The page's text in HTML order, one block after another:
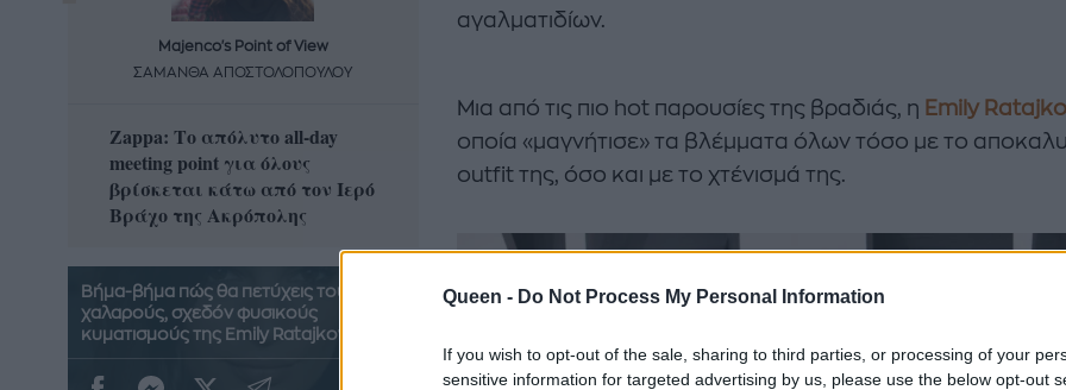
Queen - Do Not Process My Personal Information
If you wish to opt-out of the sale, sharing to third parties, or processing of your
sensitive information for targeted advertising by us, please use the below opt-out
αγαλματιδίων.
Μια από τις πιο hot παρουσίες της βραδιάς, η Emily
οποία «μαγνήτισε» τα βλέμματα όλων τόσο με το
outfit της, όσο και με το χτένισμά της.
Majenco's Point of View
ΣΑΜΑΝΘΑ ΑΠΟΣΤΟΛΟΠΟΥΛΟΥ
Zappa: Το απόλυτο all-day
meeting point για όλους
βρίσκεται κάτω από τον Ιερό
Βράχο της Ακρόπολης
Η απόλυτη καλοκαιρινή
δροσερή σαλάτα με
καρπούζι, φέτα και φράουλες
Nτίνα Νικολάου: «Όταν
πανικού νόμιζα πως θα
Βήμα-βήμα πώς θα πετύχεις τους
χαλαρούς, σχεδόν φυσικούς
κυματισμούς της Emily Ratajkowski